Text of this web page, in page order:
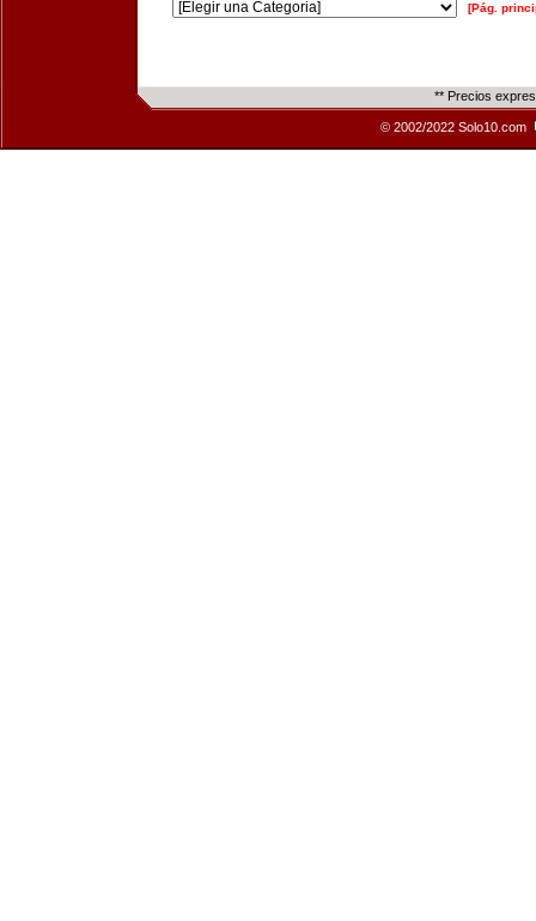
[Pág.
** Precios
© 2002/2022 Solo10.com